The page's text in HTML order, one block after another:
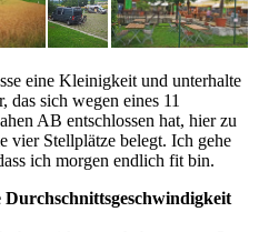
eine Kleinigkeit und unterhalte
das sich wegen eines 11
AB entschlossen hat, hier zu
vier Stellplätze belegt. Ich gehe
ich morgen endlich fit bin.